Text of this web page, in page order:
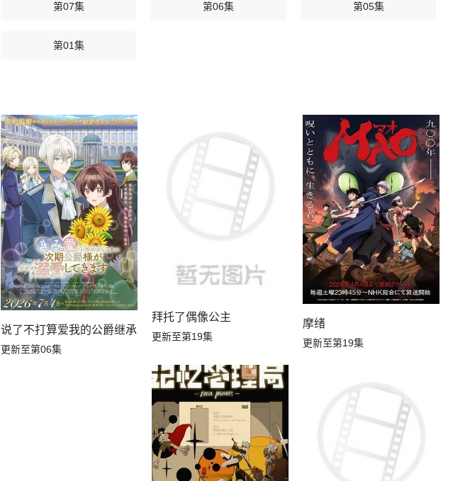
第07集 第06集 第05集
第01集
说了不打算爱我的公爵继承人，不知为何对我宠爱有加
更新至第06集
拜托了偶像公主
更新至第19集
摩绪
更新至第19集